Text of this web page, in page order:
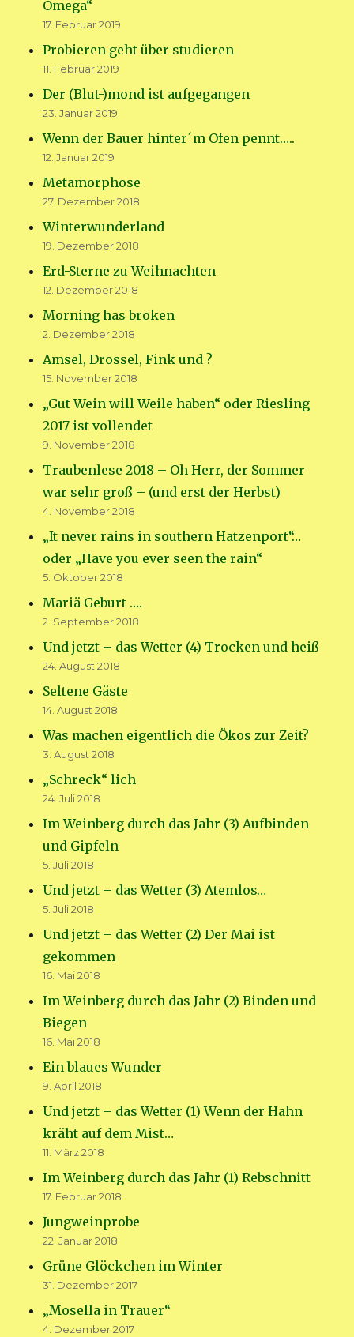
Omega“
17. Februar 2019
Probieren geht über studieren
11. Februar 2019
Der (Blut-)mond ist aufgegangen
23. Januar 2019
Wenn der Bauer hinter´m Ofen pennt…..
12. Januar 2019
Metamorphose
27. Dezember 2018
Winterwunderland
19. Dezember 2018
Erd-Sterne zu Weihnachten
12. Dezember 2018
Morning has broken
2. Dezember 2018
Amsel, Drossel, Fink und ?
15. November 2018
„Gut Wein will Weile haben“ oder Riesling
2017 ist vollendet
9. November 2018
Traubenlese 2018 – Oh Herr, der Sommer
war sehr groß – (und erst der Herbst)
4. November 2018
„It never rains in southern Hatzenport“…
oder „Have you ever seen the rain“
5. Oktober 2018
Mariä Geburt ….
2. September 2018
Und jetzt – das Wetter (4) Trocken und heiß
24. August 2018
Seltene Gäste
14. August 2018
Was machen eigentlich die Ökos zur Zeit?
3. August 2018
„Schreck“ lich
24. Juli 2018
Im Weinberg durch das Jahr (3) Aufbinden
und Gipfeln
5. Juli 2018
Und jetzt – das Wetter (3) Atemlos…
5. Juli 2018
Und jetzt – das Wetter (2) Der Mai ist
gekommen
16. Mai 2018
Im Weinberg durch das Jahr (2) Binden und
Biegen
16. Mai 2018
Ein blaues Wunder
9. April 2018
Und jetzt – das Wetter (1) Wenn der Hahn
kräht auf dem Mist…
11. März 2018
Im Weinberg durch das Jahr (1) Rebschnitt
17. Februar 2018
Jungweinprobe
22. Januar 2018
Grüne Glöckchen im Winter
31. Dezember 2017
„Mosella in Trauer“
4. Dezember 2017